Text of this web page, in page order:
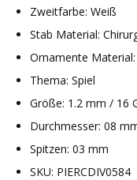
Zweitfarbe: Weiß
Stab Material:
Ornamente Material:
Thema: Spiel
Größe: 1.2 mm / 16
Durchmesser: 08
Spitzen: 03 mm
SKU: PIERCDIV0584